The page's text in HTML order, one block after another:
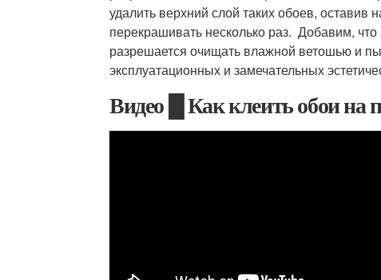
удалить верхний слой таких обоев,
перекрашивать несколько раз. Добавим,
разрешается очищать влажной ветошью и
эксплуатационных и замечательных
Видео █ Как клеить обои на